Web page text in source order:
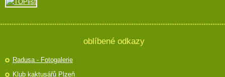
oblíbené odkazy
Radusa - Fotogalerie
Klub kaktusářů Plzeň